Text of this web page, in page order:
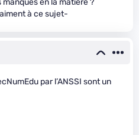
manques en la matière ?
à ce sujet-
par l’ANSSI sont un